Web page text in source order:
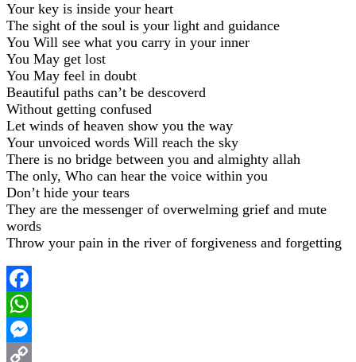
Your key is inside your heart
The sight of the soul is your light and guidance
You Will see what you carry in your inner
You May get lost
You May feel in doubt
Beautiful paths can’t be descoverd
Without getting confused
Let winds of heaven show you the way
Your unvoiced words Will reach the sky
There is no bridge between you and almighty allah
The only, Who can hear the voice within you
Don’t hide your tears
They are the messenger of overwelming grief and mute
words
Throw your pain in the river of forgiveness and forgetting
Facebook
WhatsApp
Messenger